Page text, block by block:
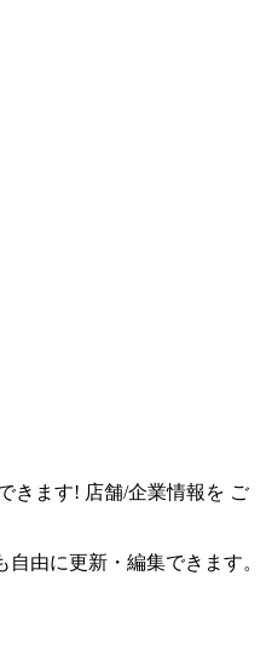
きます! 店舗/企業情報を ご
由に更新・編集できます。